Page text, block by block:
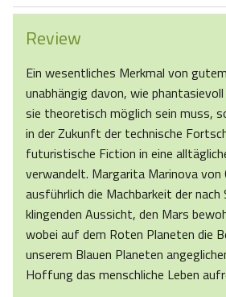
Review
Ein wesentliches Merkmal von
unabhängig davon, wie
sie theoretisch möglich sein muss,
in der Zukunft der technische
futuristische Fiction in eine
verwandelt. Margarita Marinova von
ausführlich die Machbarkeit der nach
klingenden Aussicht, den Mars
wobei auf dem Roten Planeten die
unserem Blauen Planeten
Hoffung das menschliche Leben